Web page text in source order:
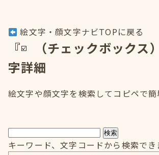
絵文字・顔文字ナビTOPに戻る
『
（チェックボックス
字詳細
絵文字や顔文字を検索してコピペで簡
検索
キーワード、文字コードから検索でき